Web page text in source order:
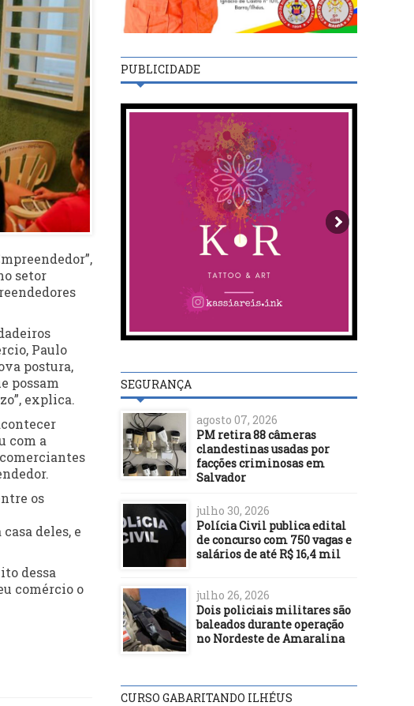
setor
Paulo
postura,
possam
explica.
com a
os
deles, e
dessa
comércio o
PUBLICIDADE
SEGURANÇA
agosto 07, 2026
PM retira 88 câmeras
clandestinas usadas por
facções criminosas em
Salvador
julho 30, 2026
Polícia Civil publica edital
de concurso com 750 vagas e
salários de até R$ 16,4 mil
julho 26, 2026
Dois policiais militares são
baleados durante operação
no Nordeste de Amaralina
CURSO GABARITANDO ILHÉUS